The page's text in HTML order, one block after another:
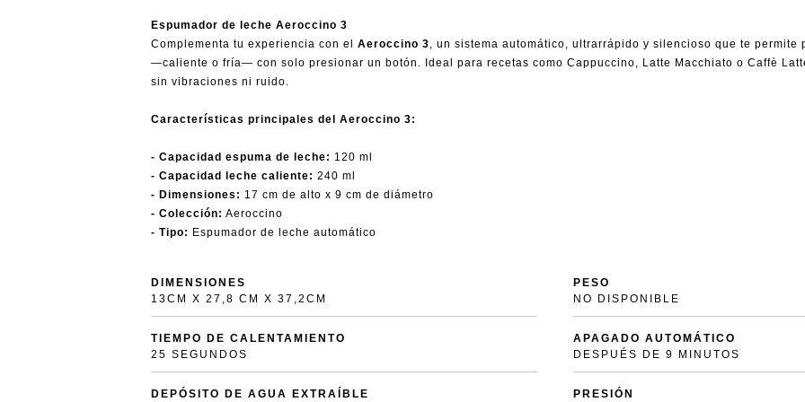
Espumador de leche Aeroccino 3
Complementa tu experiencia con el Aeroccino 3 , un sistema automático, ultrarrápido y silencioso que te
—caliente o fría— con solo presionar un botón. Ideal para recetas como Cappuccino, Latte Macchiato o Caffè
sin vibraciones ni ruido.
Características principales del Aeroccino 3:
- Capacidad espuma de leche: 120 ml
- Capacidad leche caliente: 240 ml
- Dimensiones: 17 cm de alto x 9 cm de diámetro
- Colección: Aeroccino
- Tipo: Espumador de leche automático
DIMENSIONES
13CM X 27,8 CM X 37,2CM
PESO
NO DISPONIBLE
TIEMPO DE CALENTAMIENTO
25 SEGUNDOS
APAGADO AUTOMÁTICO
DESPUÉS DE 9 MINUTOS
DEPÓSITO DE AGUA EXTRAÍBLE PRESIÓN